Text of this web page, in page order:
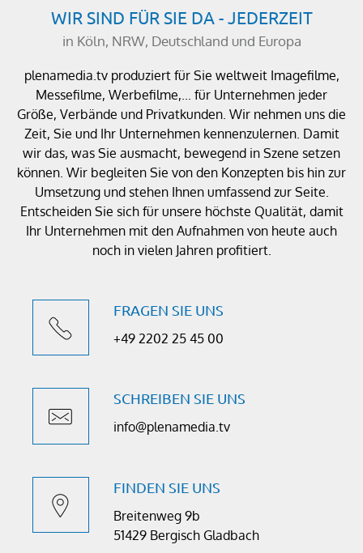
WIR SIND FÜR SIE DA - JEDERZEIT
in Köln, NRW, Deutschland und Europa
plenamedia.tv produziert für Sie weltweit Imagefilme,
Messefilme, Werbefilme,... für Unternehmen jeder
Größe, Verbände und Privatkunden. Wir nehmen uns die
Zeit, Sie und Ihr Unternehmen kennenzulernen. Damit
wir das, was Sie ausmacht, bewegend in Szene setzen
können. Wir begleiten Sie von den Konzepten bis hin zur
Umsetzung und stehen Ihnen umfassend zur Seite.
Entscheiden Sie sich für unsere höchste Qualität, damit
Ihr Unternehmen mit den Aufnahmen von heute auch
noch in vielen Jahren profitiert.
FRAGEN SIE UNS
+49 2202 25 45 00
SCHREIBEN SIE UNS
info@plenamedia.tv
FINDEN SIE UNS
Breitenweg 9b
51429 Bergisch Gladbach